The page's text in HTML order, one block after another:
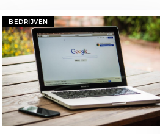
BEDRIJVEN